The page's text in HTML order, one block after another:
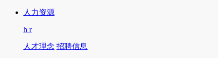
人力资源
h r
人才理念 招聘信息